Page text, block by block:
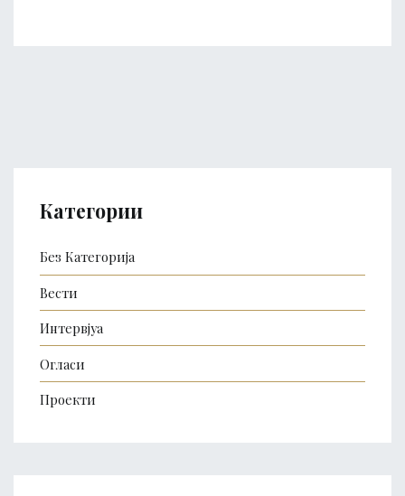
Категории
Без Категорија
Вести
Интервјуа
Огласи
Проекти